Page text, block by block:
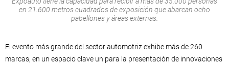
en 21.600 metros cuadrados de exposición que abarcan ocho
pabellones y áreas externas.
El evento más grande del sector automotriz exhibe más de 260
marcas, en un espacio clave un para la presentación de innovaciones